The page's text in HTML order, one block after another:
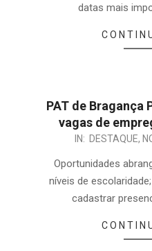
datas mais
PAT de Bragança
vagas de
IN: DESTAQUE,
Oportunidades
níveis de
cadastrar